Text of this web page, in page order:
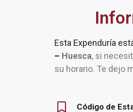
Esta Expenduría
– Huesca, si
su horario. Te dejo
Código de